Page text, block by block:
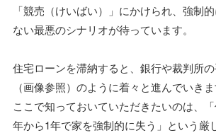
「競売（けいばい）」にかけられ、強制
ない最悪のシナリオが待っています。
住宅ローンを滞納すると、銀行や裁判所
（画像参照）のように着々と進んでいきま
ここで知っておいていただきたいのは、
年から1年で家を強制的に失う」という厳